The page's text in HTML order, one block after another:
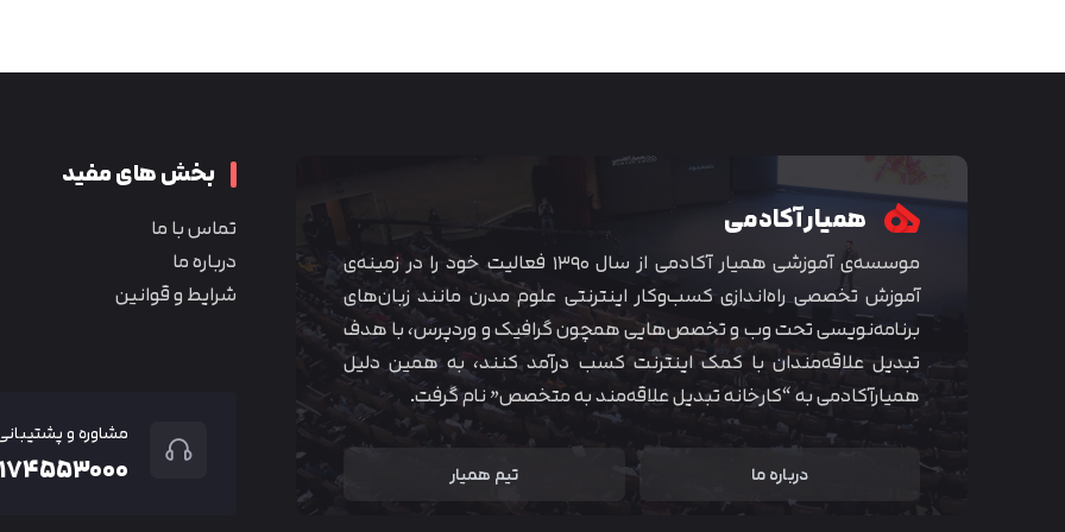
همیار آکادمی
موسسه‌ی آموزشی همیار آکادمی از سال ۱۳۹۰ فعالیت خود را در زمینه‌ی
آموزش تخصصی راه‌اندازی کسب‌و‌کار اینترنتی علوم مدرن مانند زبان‌های
برنامه‌نویسی تحت وب و تخصص‌هایی همچون گرافیک و وردپرس، با هدف
تبدیل علاقه‌مندان با کمک اینترنت کسب درآمد کنند، به همین دلیل
همیارآکادمی به “کارخانه تبدیل علاقه‌مند به متخصص” نام گرفت.
درباره ما تیم همیار
بخش های مفید
تماس با ما
درباره ما
شرایط و قوانین
مشاوره و
متوجه شدم